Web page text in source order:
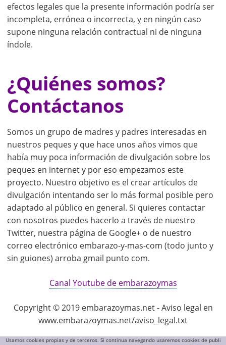
Usamos cookies propias y de terceros. Si continua navegando usaremos cookies de publi
efectos legales que la presente información podría ser
incompleta, errónea o incorrecta, y en ningún caso
supone ninguna relación contractual ni de ninguna
índole.
¿Quiénes somos?
Contáctanos
Somos un grupo de madres y padres interesadas en
nuestros peques y que hace unos años vimos que
había muy poca información de divulgación sobre los
peques en internet y por eso empezamos este
proyecto. Nuestro objetivo es el crear artículos de
divulgación intentando ser lo más formal posible pero
adaptado al público en general. Si quieres contactar
con nosotros puedes hacerlo a través de nuestro
Twitter, nuestra página de Google+ o de nuestro
correo electrónico embarazo-y-mas-com (todo junto y
sin guiones) arroba gmail punto com.
Canal Youtube de embarazoymas
Copyright © 2019 embarazoymas.net - Aviso legal en
www.embarazoymas.net/aviso_legal.txt